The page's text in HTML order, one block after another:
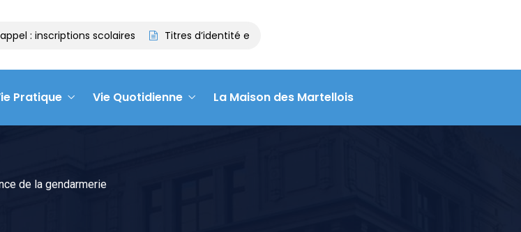
: inscriptions scolaires Titres d’identité et de voyage à la Maison des Martellois : contactez le 05 55
Pratique Vie Quotidienne La Maison des Martellois
de la gendarmerie